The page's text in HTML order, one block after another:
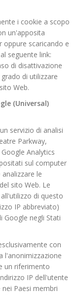
i cookie a scopo
un'apposita
scaricando e
seguente link:
di disattivazione
di utilizzare
Web.
(Universal)
servizio di analisi
Parkway,
Analytics
sul computer
le
sito Web. Le
di questo
IP abbreviato)
Google negli Stati
con
l'anonimizzazione
un riferimento
IP dell'utente
Paesi membri